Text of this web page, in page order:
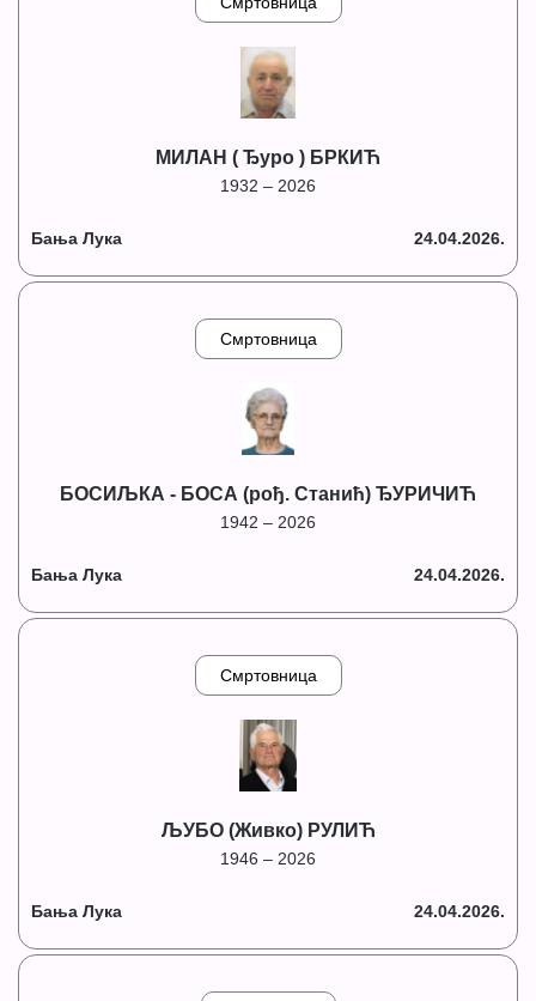
МИЛАН ( Ђуро ) БРКИЋ
1932 – 2026
Бања Лука 24.04.2026.
Смртовница
БОСИЉКА - БОСА (рођ. Станић) ЂУРИЧИЋ
1942 – 2026
Бања Лука 24.04.2026.
Смртовница
ЉУБО (Живко) РУЛИЋ
1946 – 2026
Бања Лука 24.04.2026.